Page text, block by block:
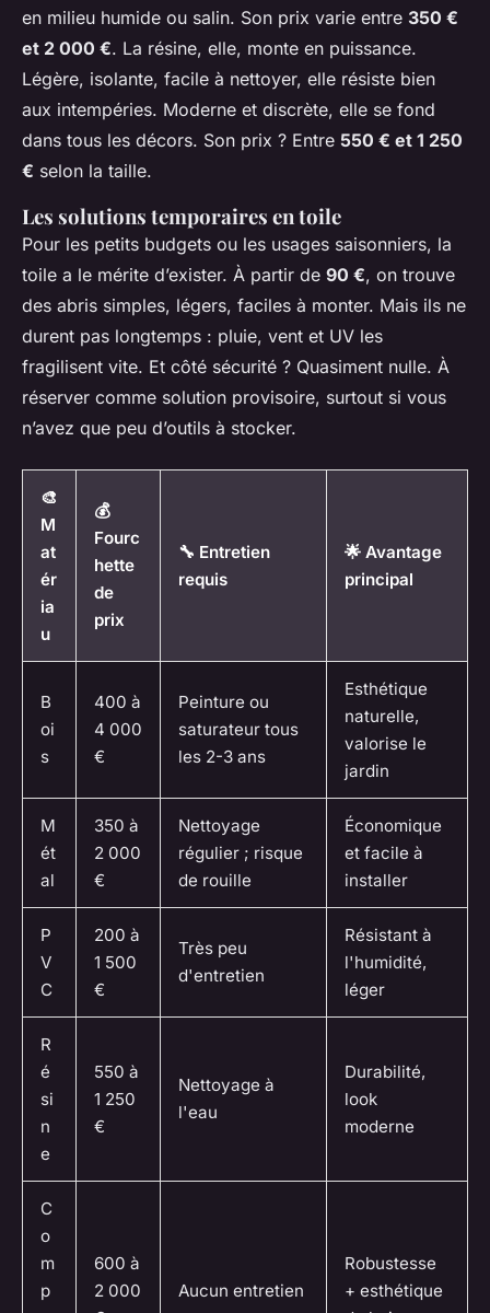
en milieu humide ou salin. Son prix varie entre 350 €
et 2 000 €. La résine, elle, monte en puissance.
Légère, isolante, facile à nettoyer, elle résiste bien
aux intempéries. Moderne et discrète, elle se fond
dans tous les décors. Son prix ? Entre 550 € et 1 250
€ selon la taille.
Les solutions temporaires en toile
Pour les petits budgets ou les usages saisonniers, la
toile a le mérite d’exister. À partir de 90 €, on trouve
des abris simples, légers, faciles à monter. Mais ils ne
durent pas longtemps : pluie, vent et UV les
fragilisent vite. Et côté sécurité ? Quasiment nulle. À
réserver comme solution provisoire, surtout si vous
n’avez que peu d’outils à stocker.
🎨
M
at
ér
ia
u
💰
Fourc
hette
de
prix
🔧 Entretien
requis
🌟 Avantage
principal
B
oi
s
400 à
4 000
€
Peinture ou
saturateur tous
les 2-3 ans
Esthétique
naturelle,
valorise le
jardin
M
ét
al
350 à
2 000
€
Nettoyage
régulier ; risque
de rouille
Économique
et facile à
installer
P
V
C
200 à
1 500
€
Très peu
d'entretien
Résistant à
l'humidité,
léger
R
é
si
n
e
550 à
1 250
€
Nettoyage à
l'eau
Durabilité,
look
moderne
C
o
m
p
600 à
2 000
Aucun entretien
Robustesse
+ esthétique